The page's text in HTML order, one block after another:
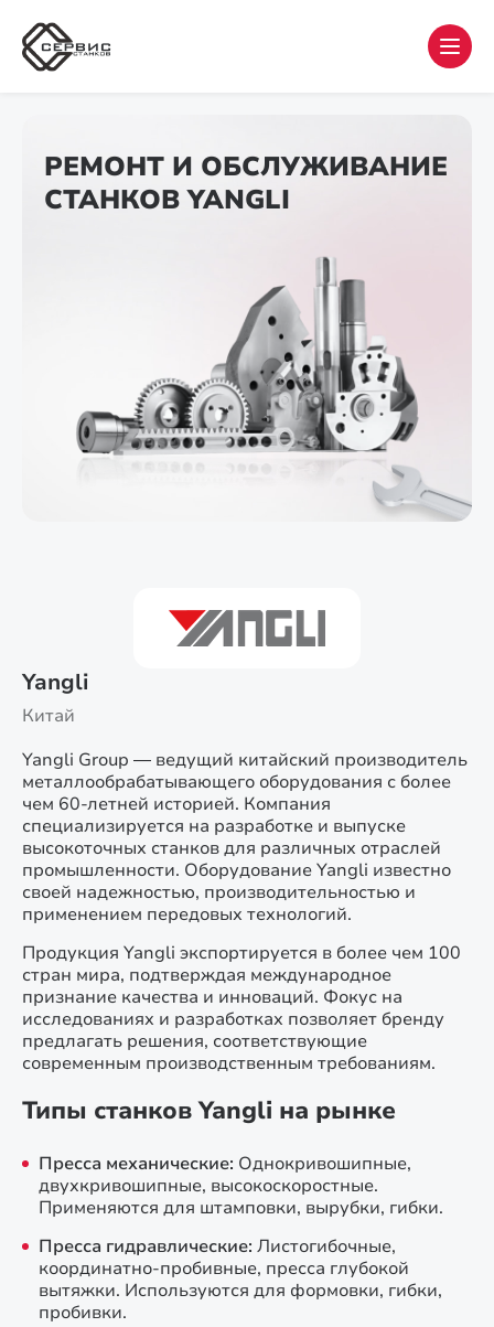
РЕМОНТ И ОБСЛУЖИВАНИЕ
СТАНКОВ YANGLI
Yangli
Китай
Yangli Group — ведущий китайский производитель
металлообрабатывающего оборудования с более
чем 60-летней историей. Компания
специализируется на разработке и выпуске
высокоточных станков для различных отраслей
промышленности. Оборудование Yangli известно
своей надежностью, производительностью и
применением передовых технологий.
Продукция Yangli экспортируется в более чем 100
стран мира, подтверждая международное
признание качества и инноваций. Фокус на
исследованиях и разработках позволяет бренду
предлагать решения, соответствующие
современным производственным требованиям.
Типы станков Yangli на рынке
Пресса механические: Однокривошипные,
двухкривошипные, высокоскоростные.
Применяются для штамповки, вырубки, гибки.
Пресса гидравлические: Листогибочные,
координатно-пробивные, пресса глубокой
вытяжки. Используются для формовки, гибки,
пробивки.